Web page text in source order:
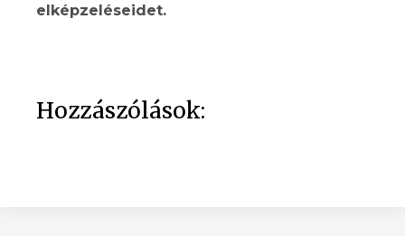
elképzeléseidet.
Hozzászólások: